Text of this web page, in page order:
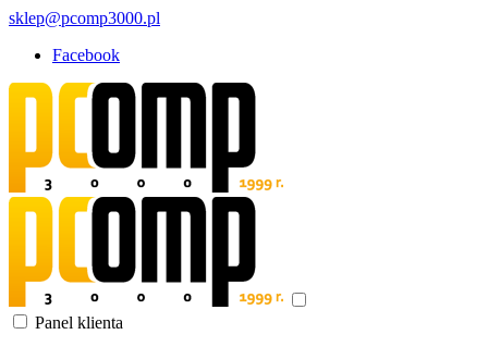
sklep@pcomp3000.pl
Facebook
Panel klienta